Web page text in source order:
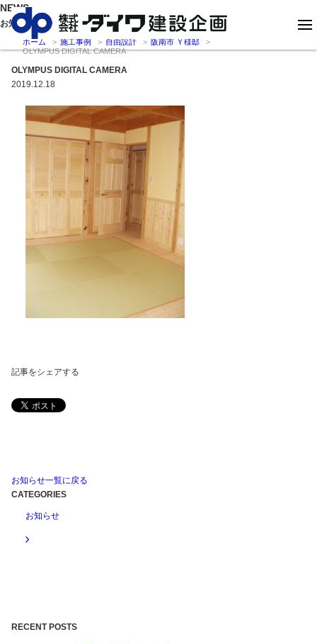
NEWS
お知らせ
ホーム 施工事例 自由設計
阪南市 Ｙ様邸
OLYMPUS DIGITAL CAMERA
OLYMPUS DIGITAL CAMERA
2019.12.18
記事をシェアする
お知らせ一覧に戻る
CATEGORIES
お知らせ
RECENT POSTS